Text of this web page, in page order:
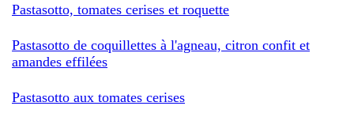
Pastasotto, tomates cerises et roquette
Pastasotto de coquillettes à l'agneau, citron confit et
amandes effilées
Pastasotto aux tomates cerises